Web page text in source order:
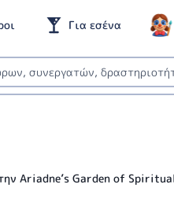
Για εσένα
Ariadne’s Garden of